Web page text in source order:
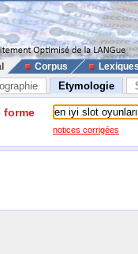
Corpus
Etymologie
forme
notices corrigées